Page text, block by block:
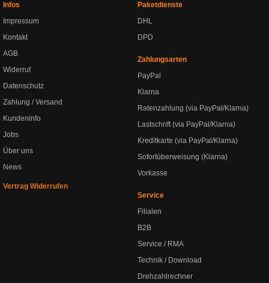
Infos
Impressum
Kontakt
AGB
Widerruf
Datenschutz
Zahlung / Versand
Kundeninfo
Jobs
Über uns
News
Vertrag Widerrufen
Paketdienste
DHL
DPD
Zahlungsarten
PayPal
Klarna
Ratenzahlung (via PayPal/Klarna)
Lastschrift (via PayPal/Klarna)
Kreditkarte (via PayPal/Klarna)
Sofortüberweisung (Klarna)
Vorkasse
Service
Filialen
B2B
Service / RMA
Technik / Download
Drehzahlrechner